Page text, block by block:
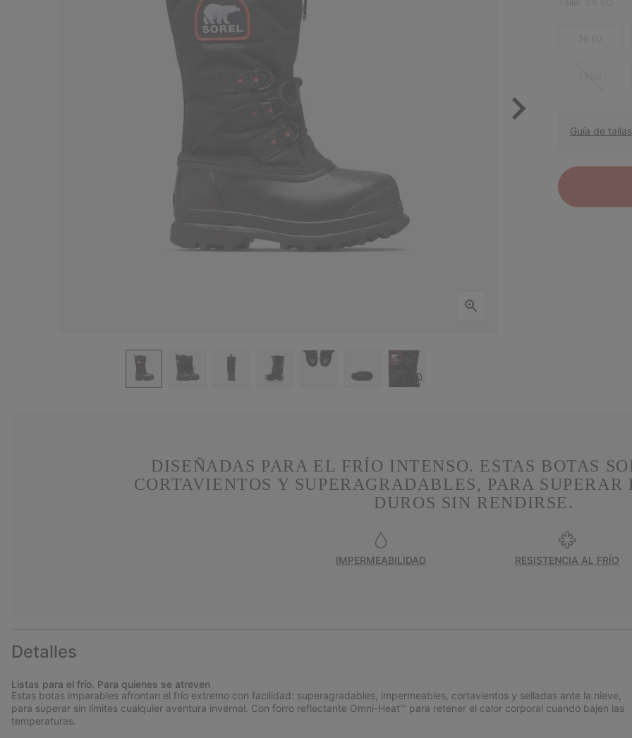
Guía de tallas
DISEÑADAS PARA EL FRÍO INTENSO. ESTAS BOTAS
CORTAVIENTOS Y SUPERAGRADABLES, PARA
DUROS SIN RENDIRSE.
IMPERMEABILIDAD RESISTENCIA AL FRÍO
Detalles
Listas para el frío. Para quienes se atreven
Estas botas imparables afrontan el frío extremo con facilidad: superagradables, impermeables, cortavientos y selladas ante la nieve,
para superar sin límites cualquier aventura invernal. Con forro reflectante Omni-Heat™ para retener el calor corporal cuando bajen las
temperaturas.